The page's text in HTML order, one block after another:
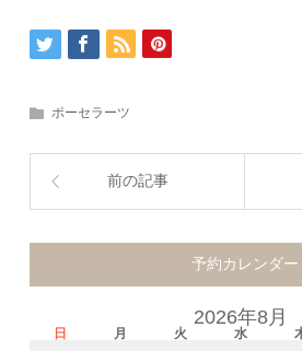
ポーセラーツ
前の記事
予約カレンダー
2026年8月
日 月 火 水